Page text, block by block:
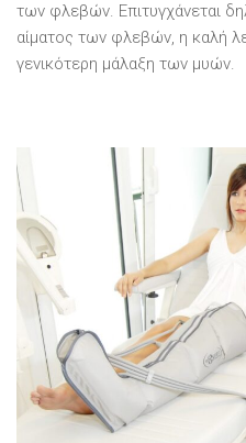
των φλεβών. Επιτυγχάνεται
αίματος των φλεβών, η καλή
γενικότερη μάλαξη των μυών.